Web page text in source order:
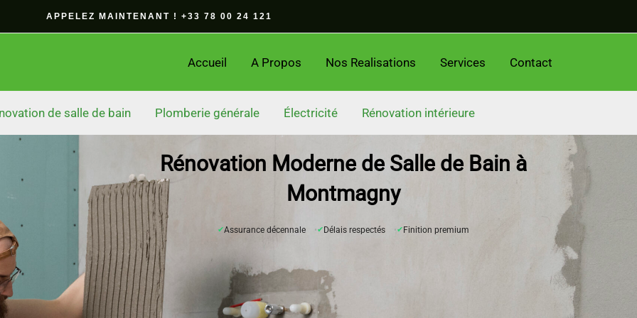
APPELEZ MAINTENANT ! +33 78 00 24 121
Accueil A Propos Nos Realisations Services Contact
de salle de bain Plomberie générale Électricité Rénovation intérieure
Rénovation Moderne de Salle de Bain à
Montmagny
✔Assurance décennale ✔ Délais respectés ✔ Finition premium